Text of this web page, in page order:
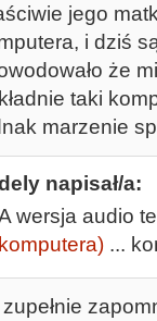
jego
i dziś
że
taki
marzenie
napisał/a:
wersja audio
komputera) ...